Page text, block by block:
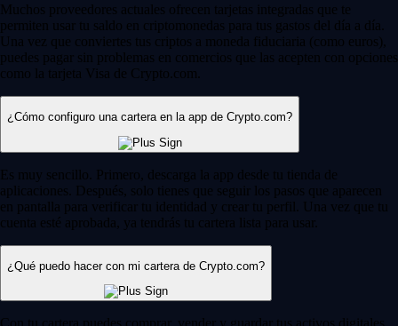
Muchos proveedores actuales ofrecen tarjetas integradas que te
permiten usar tu saldo en criptomonedas para tus gastos del día a día.
Una vez que conviertes tus criptos a moneda fiduciaria (como euros),
puedes pagar sin problemas en comercios que las acepten con opciones
como la tarjeta Visa de Crypto.com.
¿Cómo configuro una cartera en la app de Crypto.com?
Es muy sencillo. Primero, descarga la app desde tu tienda de
aplicaciones. Después, solo tienes que seguir los pasos que aparecen
en pantalla para verificar tu identidad y crear tu perfil. Una vez que tu
cuenta esté aprobada, ya tendrás tu cartera lista para usar.
¿Qué puedo hacer con mi cartera de Crypto.com?